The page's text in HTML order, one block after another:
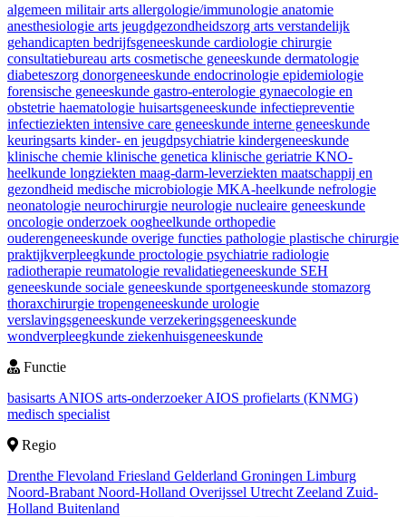
algemeen militair arts allergologie/immunologie anatomie
anesthesiologie arts jeugdgezondheidszorg arts verstandelijk
gehandicapten bedrijfsgeneeskunde cardiologie chirurgie
consultatiebureau arts cosmetische geneeskunde dermatologie
diabeteszorg donorgeneeskunde endocrinologie epidemiologie
forensische geneeskunde gastro-enterologie gynaecologie en
obstetrie haematologie huisartsgeneeskunde infectiepreventie
infectieziekten intensive care geneeskunde interne geneeskunde
keuringsarts kinder- en jeugdpsychiatrie kindergeneeskunde
klinische chemie klinische genetica klinische geriatrie KNO-
heelkunde longziekten maag-darm-leverziekten maatschappij en
gezondheid medische microbiologie MKA-heelkunde nefrologie
neonatologie neurochirurgie neurologie nucleaire geneeskunde
oncologie onderzoek oogheelkunde orthopedie
ouderengeneeskunde overige functies pathologie plastische chirurgie
praktijkverpleegkunde proctologie psychiatrie radiologie
radiotherapie reumatologie revalidatiegeneeskunde SEH
geneeskunde sociale geneeskunde sportgeneeskunde stomazorg
thoraxchirurgie tropengeneeskunde urologie
verslavingsgeneeskunde verzekeringsgeneeskunde
wondverpleegkunde ziekenhuisgeneeskunde
Functie
basisarts ANIOS arts-onderzoekerAIOS profielarts (KNMG)
medisch specialist
Regio
Drenthe Flevoland Friesland Gelderland Groningen Limburg
Noord-Brabant Noord-Holland Overijssel Utrecht Zeeland Zuid-
Holland Buitenland